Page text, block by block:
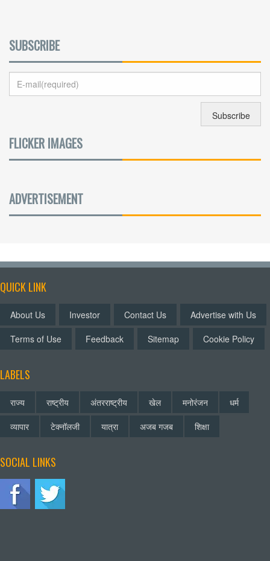
SUBSCRIBE
FLICKER IMAGES
ADVERTISEMENT
QUICK LINK
About Us Investor Contact Us
Advertise with Us
Terms of Use
Feedback Sitemap Cookie Policy
LABELS
राज्य राष्ट्रीय अंतरराष्ट्रीय खेल मनोरंजन
धर्म
व्यापार
टेक्नॉलजी यात्रा अजब गजब शिक्षा
SOCIAL LINKS